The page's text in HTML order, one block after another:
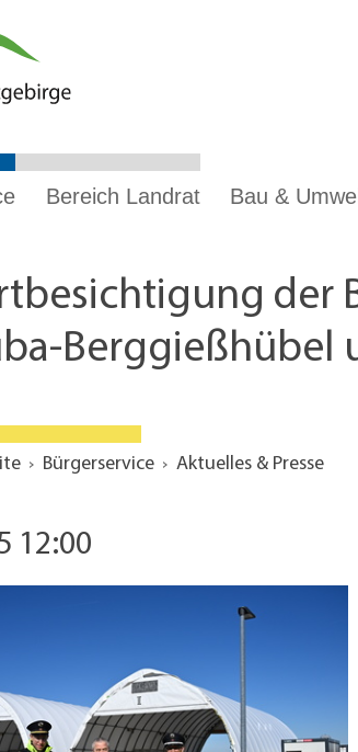
Bereich Landrat Bau &
der
Berggießhübel
Bürgerservice Aktuelles & Presse
12:00